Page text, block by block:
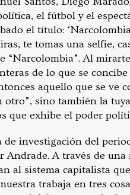
el fútbol y el
el título:
te tomas una selfie,
“Narcolombia”. Al
de lo que se
aquello que se ve
otro”, sino también la
que exhibe el poder
de investigación del
A través de
al sistema capitalista
trabaja en tres